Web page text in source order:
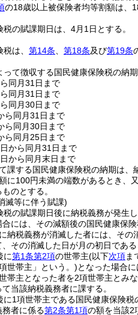
の18歳以上被保険者均等割額は、
税の賦課期日は、4月1日とする。
は、 第14条 第18条及び第19条
って徴収する国民健康保険税の納
同月31日まで
同月31日まで
同月30日まで
同月31日まで
同月30日まで
同月25日まで
から同月31日まで
から同月末日まで
課する国民健康保険税の納期は、
に100円未満の端数があるとき、
のとする。
滅等に伴う賦課)
税の賦課期日後に納税義務が発生
には、その減額後の国民健康保
納税義務が消滅した者には、その
その消滅した日が月の初日であ
に第1条第2項の世帯主(以下次項ま
世帯主」という。)となった場合
帯主となった者を2項世帯主とみ
当該納税義務者に課する。
に1項世帯主である国民健康保険
者に係る第2条第1項の額を当該2